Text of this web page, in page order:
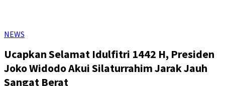
NEWS
Ucapkan Selamat Idulfitri 1442 H, Presiden
Joko Widodo Akui Silaturrahim Jarak Jauh
Sangat Berat